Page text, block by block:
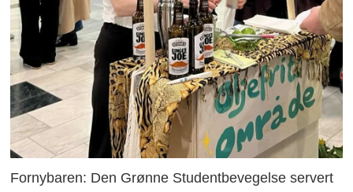
Fornybaren: Den Grønne Studentbevegelse servert